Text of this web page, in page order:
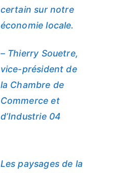
certain sur notre
économie locale.
– Thierry Souetre,
vice-président de
la Chambre de
Commerce et
d’Industrie 04
Les paysages de la